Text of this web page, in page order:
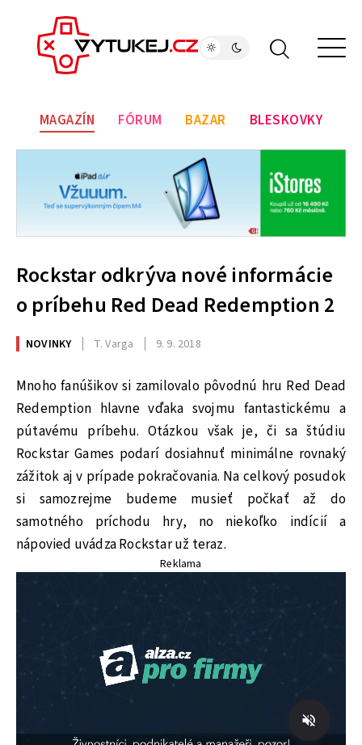
MAGAZÍN FÓRUM BAZAR BLESKOVKY
Rockstar odkrýva nové informácie
o príbehu Red Dead Redemption 2
NOVINKY T. Varga 9. 9. 2018
Mnoho fanúšikov si zamilovalo pôvodnú hru Red Dead
Redemption hlavne vďaka svojmu fantastickému a
pútavému príbehu. Otázkou však je, či sa štúdiu
Rockstar Games podarí dosiahnuť minimálne rovnaký
zážitok aj v prípade pokračovania. Na celkový posudok
si samozrejme budeme musieť počkať až do
samotného príchodu hry, no niekoľko indícií a
nápovied uvádza Rockstar už teraz.
Reklama